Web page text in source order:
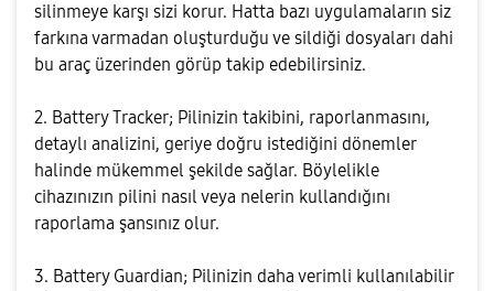
silinmeye karşı sizi korur. Hatta bazı uygulamaların siz
farkına varmadan oluşturduğu ve sildiği dosyaları dahi
bu araç üzerinden görüp takip edebilirsiniz.
2. Battery Tracker; Pilinizin takibini, raporlanmasını,
detaylı analizini, geriye doğru istediğini dönemler
halinde mükemmel şekilde sağlar. Böylelikle
cihazınızın pilini nasıl veya nelerin kullandığını
raporlama şansınız olur.
3. Battery Guardian; Pilinizin daha verimli kullanılabilir